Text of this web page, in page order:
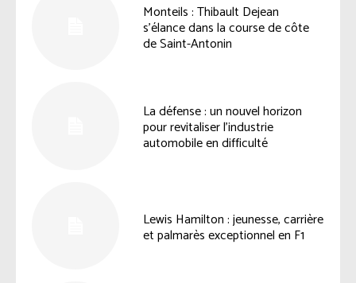
Monteils : Thibault Dejean
s’élance dans la course de côte
de Saint-Antonin
La défense : un nouvel horizon
pour revitaliser l’industrie
automobile en difficulté
Lewis Hamilton : jeunesse, carrière
et palmarès exceptionnel en F1